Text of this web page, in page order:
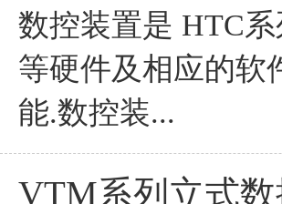
数控装置是 HTC
等硬件及相应的软
能.数控装...
VTM系列立式